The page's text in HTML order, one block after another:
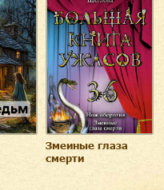
Змеиные глаза
смерти